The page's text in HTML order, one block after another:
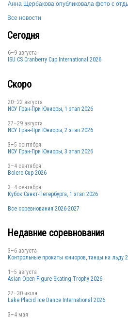
Анна Щербакова опубликовала фото с
Все новости
Сегодня
6–9 августа
ISU CS Cranberry Cup International 2026
Скоро
20–22 августа
ИСУ Гран-При Юниоры, 1 этап 2026
27–29 августа
ИСУ Гран-При Юниоры, 2 этап 2026
3–5 сентября
ИСУ Гран-При Юниоры, 3 этап 2026
3–4 сентября
Bolero Cup 2026
3–4 сентября
Кубок Санкт-Петербурга, 1 этап 2026
Все соревнования 2026-2027
Недавние соревнования
3–6 августа
Контрольные прокаты юниоров, танцы на льду
1–5 августа
Asian Open Figure Skating Trophy 2026
27–30 июля
Lake Placid Ice Dance International 2026
3–4 мая